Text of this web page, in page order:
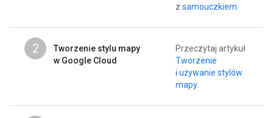
z samouczkiem
2
Tworzenie stylu mapy
w Google Cloud
Przeczytaj artykuł
Tworzenie
i używanie stylów
mapy.